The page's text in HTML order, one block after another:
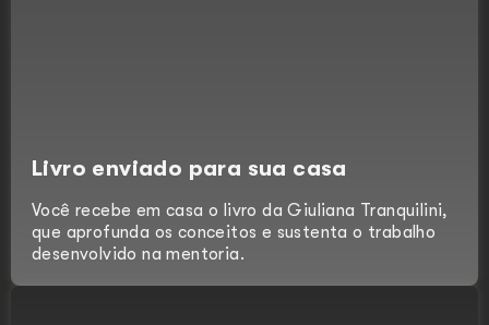
Livro enviado para sua casa
Você recebe em casa o livro da Giuliana Tranquilini,
que aprofunda os conceitos e sustenta o trabalho
desenvolvido na mentoria.